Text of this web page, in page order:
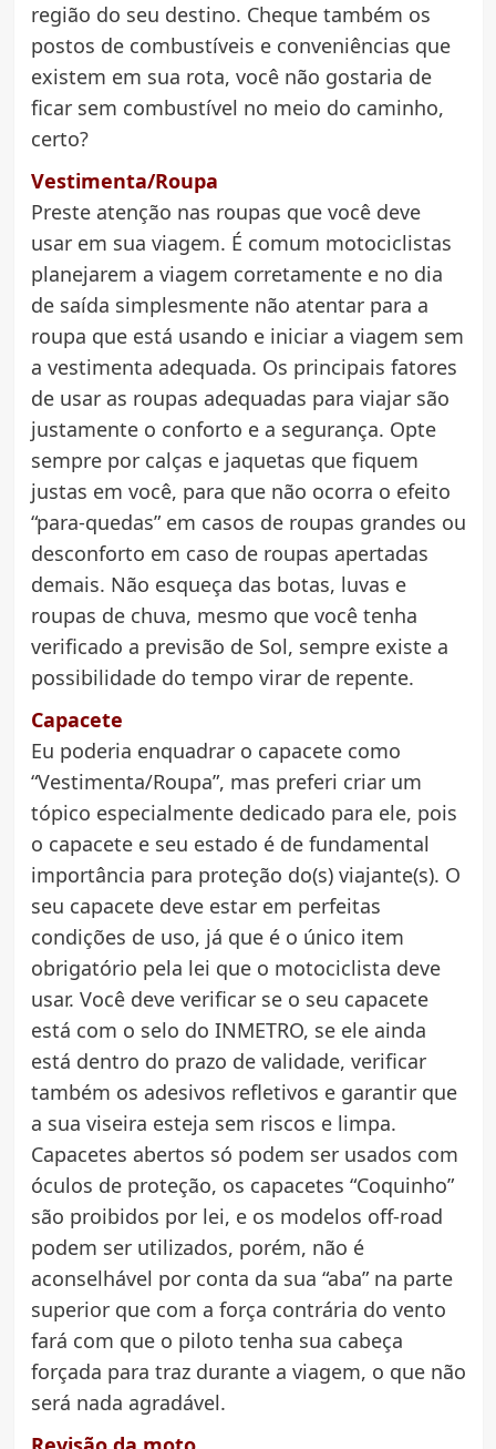
região do seu destino. Cheque também os
postos de combustíveis e conveniências que
existem em sua rota, você não gostaria de
ficar sem combustível no meio do caminho,
certo?
Vestimenta/Roupa
Preste atenção nas roupas que você deve
usar em sua viagem. É comum motociclistas
planejarem a viagem corretamente e no dia
de saída simplesmente não atentar para a
roupa que está usando e iniciar a viagem sem
a vestimenta adequada. Os principais fatores
de usar as roupas adequadas para viajar são
justamente o conforto e a segurança. Opte
sempre por calças e jaquetas que fiquem
justas em você, para que não ocorra o efeito
“para-quedas” em casos de roupas grandes ou
desconforto em caso de roupas apertadas
demais. Não esqueça das botas, luvas e
roupas de chuva, mesmo que você tenha
verificado a previsão de Sol, sempre existe a
possibilidade do tempo virar de repente.
Capacete
Eu poderia enquadrar o capacete como
“Vestimenta/Roupa”, mas preferi criar um
tópico especialmente dedicado para ele, pois
o capacete e seu estado é de fundamental
importância para proteção do(s) viajante(s). O
seu capacete deve estar em perfeitas
condições de uso, já que é o único item
obrigatório pela lei que o motociclista deve
usar. Você deve verificar se o seu capacete
está com o selo do INMETRO, se ele ainda
está dentro do prazo de validade, verificar
também os adesivos refletivos e garantir que
a sua viseira esteja sem riscos e limpa.
Capacetes abertos só podem ser usados com
óculos de proteção, os capacetes “Coquinho”
são proibidos por lei, e os modelos off-road
podem ser utilizados, porém, não é
aconselhável por conta da sua “aba” na parte
superior que com a força contrária do vento
fará com que o piloto tenha sua cabeça
forçada para traz durante a viagem, o que não
será nada agradável.